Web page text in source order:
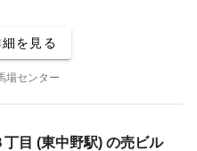
細を見る
場センター
目 (東中野駅) の売ビル